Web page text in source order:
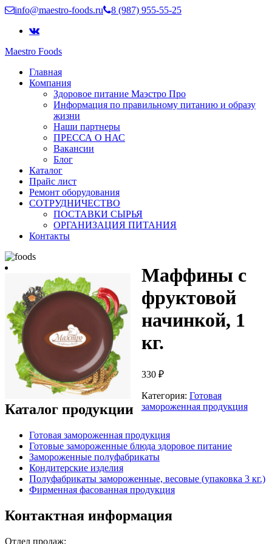
info@maestro-foods.ru 8 (987) 955-55-25
Maestro Foods
Компания Маэстро
Симфония вкуса
Главная
Компания
Здоровое питание Маэстро Про
Информация по правильному питанию и образу
жизни
Наши партнеры
ПРЕССА О НАС
Вакансии
Блог
Каталог
Прайс лист
Ремонт оборудования
СОТРУДНИЧЕСТВО
ПОСТАВКИ СЫРЬЯ
ОРГАНИЗАЦИЯ ПИТАНИЯ
Контакты
Маффины с
фруктовой
начинкой, 1
кг.
330 ₽
Категория: Готовая
замороженная продукция
Каталог продукции
Готовая замороженная продукция
Готовые замороженные блюда здоровое питание
Замороженные полуфабрикаты
Кондитерские изделия
Полуфабрикаты замороженные, весовые (упаковка 3 кг.)
Фирменная фасованная продукция
Контактная информация
Отдел продаж: